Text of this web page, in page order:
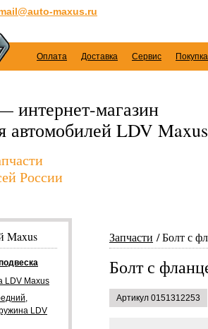
maxus.ru
Оплата Доставка Сервис
интернет-магазин
автомобилей LDV Maxus
России
Запчасти Болт с
Болт с
Артикул 0151312253
Maxus
LDV Maxus
LDV